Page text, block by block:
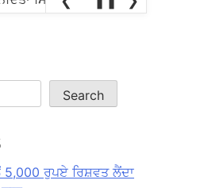
Search
5,000 ਰੁਪਏ ਰਿਸ਼ਵਤ ਲੈਂਦਾ